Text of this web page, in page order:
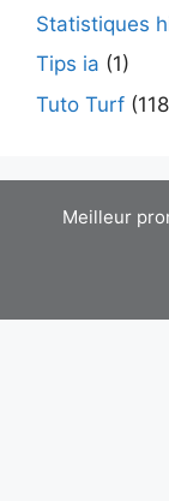
Statistiques
Tips ia (1)
Tuto Turf
Meilleur